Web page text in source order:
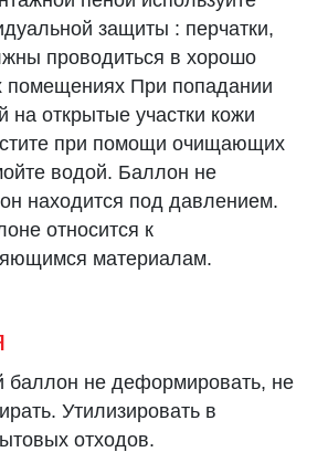
защиты : перчатки,
проводиться в хорошо
помещениях При попадании
на открытые участки кожи
при помощи очищающих
водой. Баллон не
находится под давлением.
относится к
материалам.
баллон не деформировать, не
Утилизировать в
отходов.